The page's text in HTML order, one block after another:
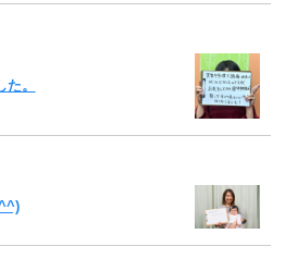
。